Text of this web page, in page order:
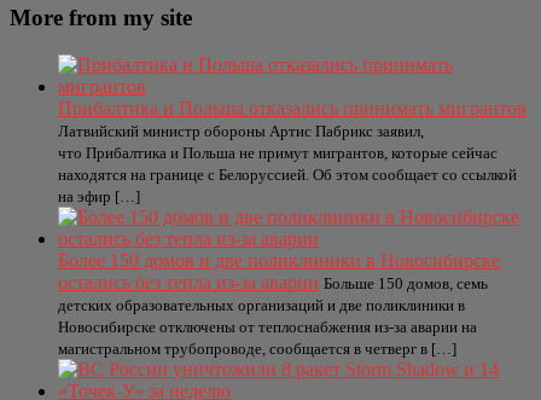
More from my site
Прибалтика и Польша отказались принимать мигрантов
Латвийский министр обороны Артис Пабрикс заявил,
что Прибалтика и Польша не примут мигрантов, которые сейчас
находятся на границе с Белоруссией. Об этом сообщает со ссылкой
на эфир […]
Более 150 домов и две поликлиники в Новосибирске
остались без тепла из-за аварии Больше 150 домов, семь
детских образовательных организаций и две поликлиники в
Новосибирске отключены от теплоснабжения из-за аварии на
магистральном трубопроводе, сообщается в четверг в […]